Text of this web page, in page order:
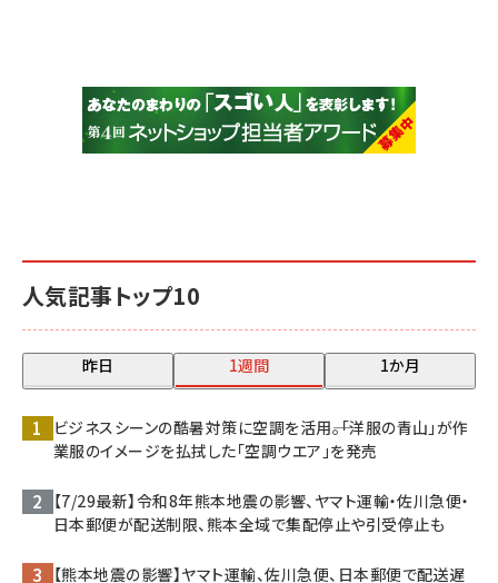
人気記事トップ10
昨日 1週間 1か月
ビジネスシーンの酷暑対策に空調を活用――。「洋服の青山」が作
業服のイメージを払拭した「空調ウエア」を発売
【7/29最新】令和8年熊本地震の影響、ヤマト運輸・佐川急便・
日本郵便が配送制限、熊本全域で集配停止や引受停止も
【熊本地震の影響】ヤマト運輸、佐川急便、日本郵便で配送遅